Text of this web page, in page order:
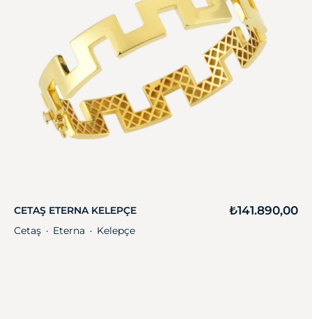
CETAŞ ETERNA KELEPÇE ₺141.890,00
Cetaş ・ Eterna ・ Kelepçe